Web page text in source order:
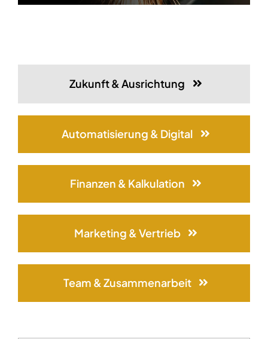
Zukunft & Ausrichtung
Automatisierung & Digital
Finanzen & Kalkulation
Marketing & Vertrieb
Team & Zusammenarbeit